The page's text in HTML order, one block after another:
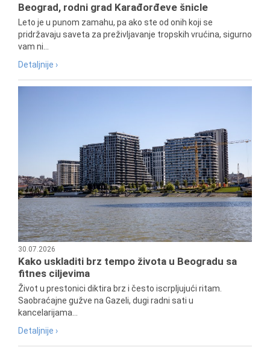
Beograd, rodni grad Karađorđeve šnicle
Leto je u punom zamahu, pa ako ste od onih koji se
pridržavaju saveta za preživljavanje tropskih vrućina, sigurno
vam ni...
Detaljnije ›
30.07.2026
Kako uskladiti brz tempo života u Beogradu sa
fitnes ciljevima
Život u prestonici diktira brz i često iscrpljujući ritam.
Saobraćajne gužve na Gazeli, dugi radni sati u
kancelarijama...
Detaljnije ›